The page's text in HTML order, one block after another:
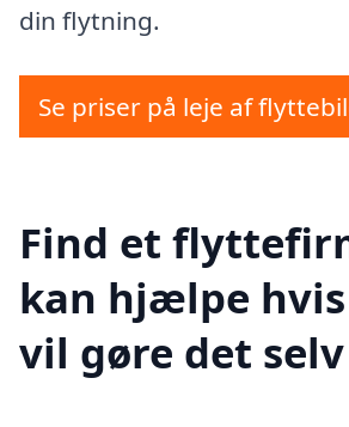
din flytning.
Se priser på leje af
Find et
kan hjælpe
vil gøre det selv